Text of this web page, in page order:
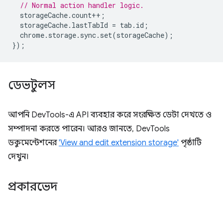
// Normal action handler logic.
storageCache.count++ ;
storageCache. lastTabId = tab . id ;
chrome. storage. sync. set(storageCache);
});
ডেভটুলস
আপনি DevTools-এ API ব্যবহার করে সংরক্ষিত ডেটা দেখতে ও
সম্পাদনা করতে পারেন। আরও জানতে, DevTools
ডকুমেন্টেশনের'View and edit extension storage' পৃষ্ঠাটি
দেখুন।
প্রকারভেদ